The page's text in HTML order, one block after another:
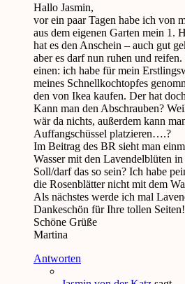
Hallo Jasmin,
vor ein paar Tagen habe ich von
aus dem eigenen Garten mein 1.
hat es den Anschein – auch gut
aber es darf nun ruhen und
einen: ich habe für mein
meines Schnellkochtopfes
den von Ikea kaufen. Der hat
Kann man den Abschrauben?
wär da nichts, außerdem kann
Auffangschüssel platzieren….?
Im Beitrag des BR sieht man
Wasser mit den Lavendelblüten
Soll/darf das so sein? Ich habe
die Rosenblätter nicht mit dem
Als nächstes werde ich mal
Dankeschön für Ihre tollen Seiten!
Schöne Grüße
Martina
Antworten